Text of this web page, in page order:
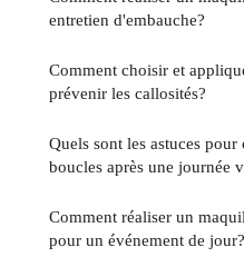
entretien d'embauche?
Comment choisir et
prévenir les callosités?
Quels sont les astuces
boucles après une journée
Comment réaliser un
pour un événement de jour?